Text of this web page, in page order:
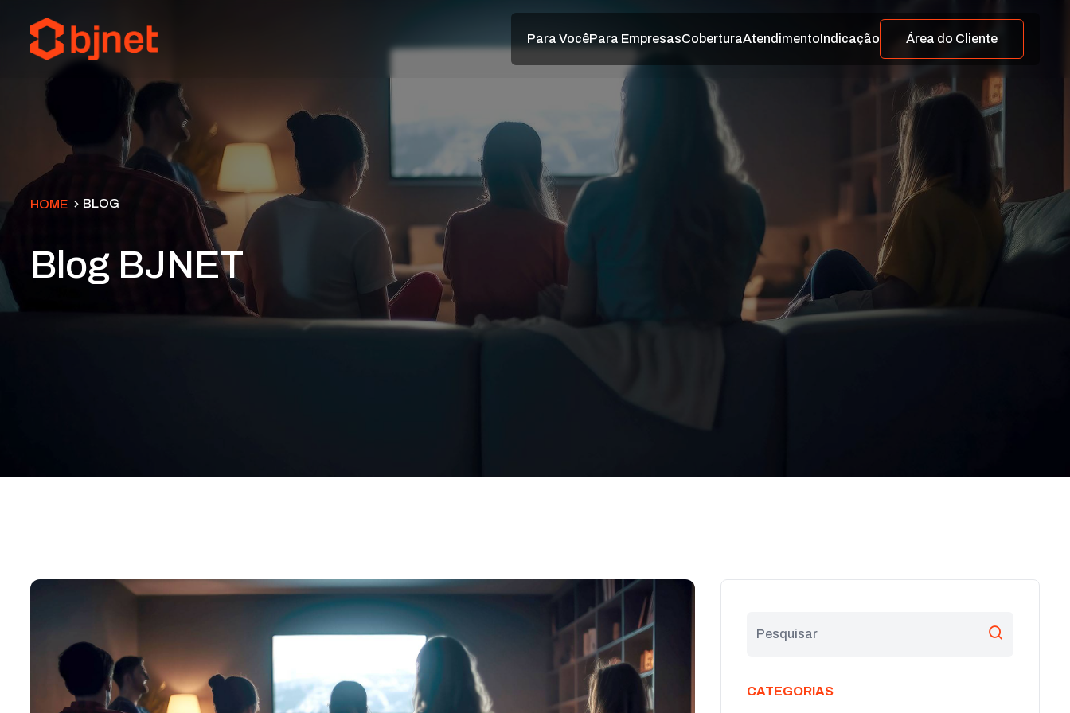
Para VocêPara EmpresasCoberturaAtendimentoIndicação Área do Cliente
HOME BLOG
Blog BJNET
CATEGORIAS